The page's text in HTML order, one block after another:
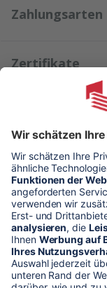
Zahlungsarten
Zertifikate
* Alle Preise